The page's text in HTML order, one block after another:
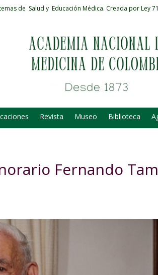
de Salud y Educación Médica. Creada por Ley
Revista Museo Biblioteca
Fernando